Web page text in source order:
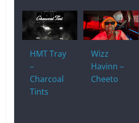
HMT Tray
–
Charcoal
Tints
Wizz
Havinn –
Cheeto